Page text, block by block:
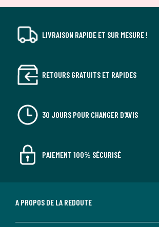
LIVRAISON RAPIDE ET SUR MESURE !
RETOURS GRATUITS ET RAPIDES
30 JOURS POUR CHANGER D'AVIS
PAIEMENT 100% SÉCURISÉ
A PROPOS DE LA REDOUTE